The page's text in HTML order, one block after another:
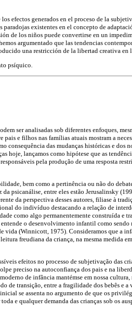
efectos generados en el proceso de la
existentes en el concepto de
de los niños puede convertirse en un
argumentado que las tendencias
una restricción de la libertad creativa en
psíquico.
ser analisadas sob diferentes enfoques,
e filhos nas famílias atuais mostram a
consequência das mudanças históricas e dos
hoje, lançamos como hipótese que as
pela produção de uma resposta
bem como a pertinência ou não do
psicanálise, entre eles estão Jerusalinsky
da perspectiva desses autores, filia­se à
do indivíduo destacando a relação de
como algo permanentemente construída e
o desenvolvimento infantil como sendo
(Winnicott, 1975). Consideramos que a
freudiana da criança, na mesma medida
efeitos no processo de subjetivação das
preciso na autoconfiança dos pais e na
de infância mantém­se em nossa cultura,
de transição, entre a fragilidade dos bebês e
se assenta no argumento de que os
e qualquer demanda das crianças sob os